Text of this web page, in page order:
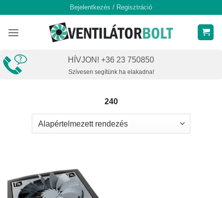
content
Bejelentkezés / Regisztráció
HÍVJON! +36 23 750850
Szívesen segítünk ha elakadna!
240